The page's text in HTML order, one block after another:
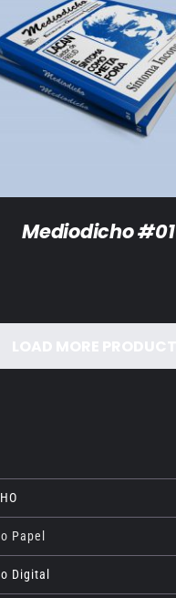
DETALLES
Mediodicho #01
Papel
Digital